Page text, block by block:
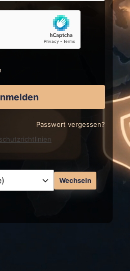
Passwort vergessen?